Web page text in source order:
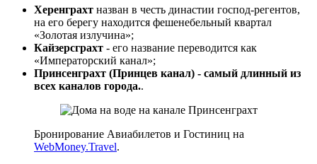
Херенграхт назван в честь династии господ-регентов,
на его берегу находится фешенебельный квартал
«Золотая излучина»;
Кайзерсграхт - его название переводится как
«Императорский канал»;
Принсенграхт (Принцев канал) - самый длинный из
всех каналов города..
Бронирование Авиабилетов и Гостиниц на
WebMoney.Travel.